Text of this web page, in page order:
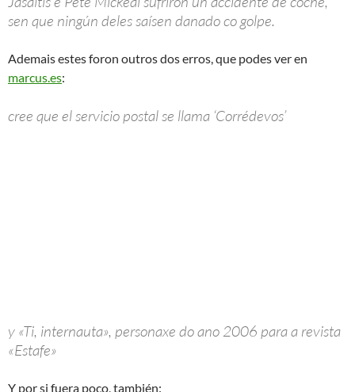
La g olfista vallisoletana
Carmen Alonso intentará recuperar la tarjeta profesional
en la Escuela de Bolonia donde, del 23 al 26 de octubre,
realizará un curso que, en caso de aprobarlo, le permitirá
Europeo.
A VOZ DE GALICIA
LUCHO FERNANDEZ
TRADUCTOR AUTOMATICO